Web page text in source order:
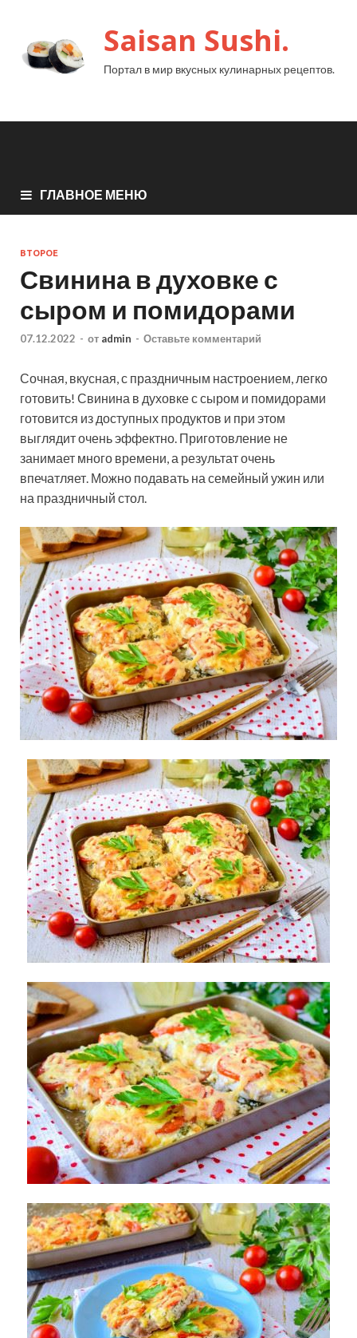
Saisan Sushi.
Портал в мир вкусных кулинарных рецептов.
ГЛАВНОЕ МЕНЮ
ВТОРОЕ
Свинина в духовке с
сыром и помидорами
07.12.2022 - от admin - Оставьте комментарий
Сочная, вкусная, с праздничным настроением, легко
готовить! Свинина в духовке с сыром и помидорами
готовится из доступных продуктов и при этом
выглядит очень эффектно. Приготовление не
занимает много времени, а результат очень
впечатляет. Можно подавать на семейный ужин или
на праздничный стол.